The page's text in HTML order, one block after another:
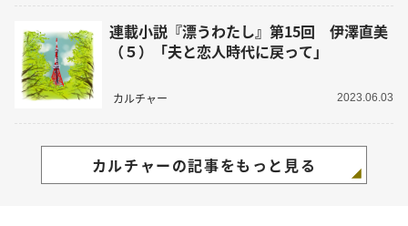
連載小説『漂うわたし』第15回 伊澤直美
（５）「夫と恋人時代に戻って」
カルチャー 2023.06.03
カルチャーの記事をもっと見る